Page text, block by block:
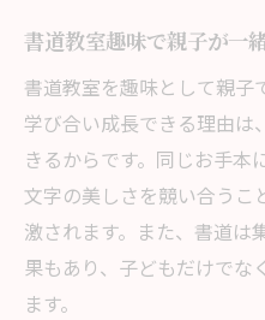
書道教室趣味で親子が一
書道教室を趣味として親子
学び合い成長できる理由は
きるからです。同じお手本
文字の美しさを競い合うこ
激されます。また、書道は
果もあり、子どもだけでな
ます。